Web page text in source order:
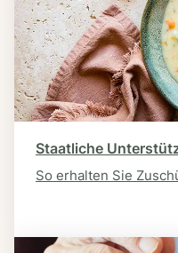
Staatliche
So erhalten Sie